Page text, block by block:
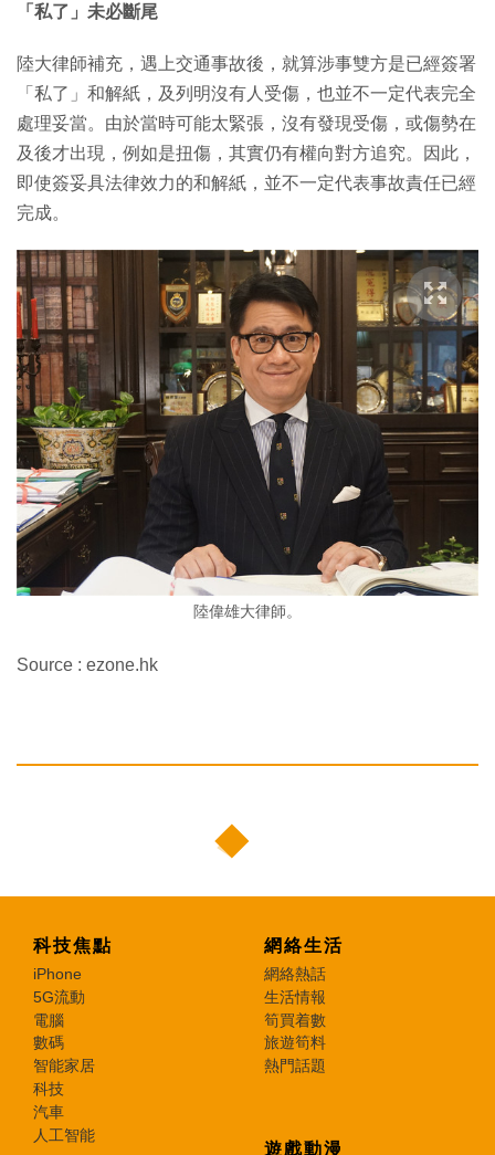
「私了」未必斷尾
陸大律師補充，遇上交通事故後，就算涉事雙方是已經簽署
「私了」和解紙，及列明沒有人受傷，也並不一定代表完全
處理妥當。由於當時可能太緊張，沒有發現受傷，或傷勢在
及後才出現，例如是扭傷，其實仍有權向對方追究。因此，
即使簽妥具法律效力的和解紙，並不一定代表事故責任已經
完成。
陸偉雄大律師。
Source : ezone.hk
科技焦點
iPhone
5G流動
電腦
數碼
智能家居
科技
汽車
人工智能
網絡生活
網絡熱話
生活情報
筍買着數
旅遊筍料
熱門話題
遊戲動漫